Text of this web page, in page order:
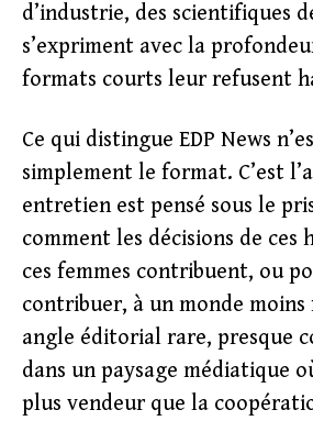
d’industrie, des scientifiques
s’expriment avec la
formats courts leur refusent
Ce qui distingue EDP News
simplement le format. C’est
entretien est pensé sous le
comment les décisions de ces
ces femmes contribuent, ou
contribuer, à un monde
angle éditorial rare, presque
dans un paysage médiatique
plus vendeur que la